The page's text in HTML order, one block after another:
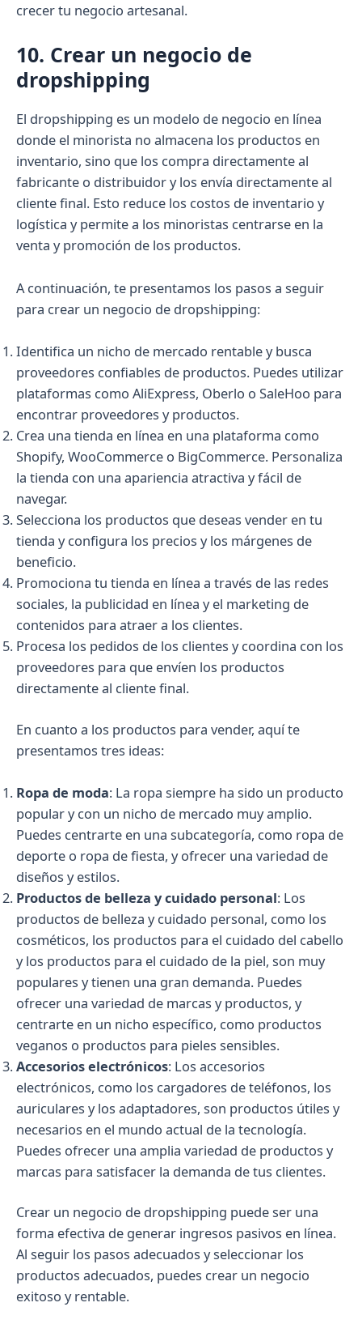
crecer tu negocio artesanal.
10. Crear un negocio de
dropshipping
El dropshipping es un modelo de negocio en línea
donde el minorista no almacena los productos en
inventario, sino que los compra directamente al
fabricante o distribuidor y los envía directamente al
cliente final. Esto reduce los costos de inventario y
logística y permite a los minoristas centrarse en la
venta y promoción de los productos.
A continuación, te presentamos los pasos a seguir
para crear un negocio de dropshipping:
Identifica un nicho de mercado rentable y busca
proveedores confiables de productos. Puedes utilizar
plataformas como AliExpress, Oberlo o SaleHoo para
encontrar proveedores y productos.
Crea una tienda en línea en una plataforma como
Shopify, WooCommerce o BigCommerce. Personaliza
la tienda con una apariencia atractiva y fácil de
navegar.
Selecciona los productos que deseas vender en tu
tienda y configura los precios y los márgenes de
beneficio.
Promociona tu tienda en línea a través de las redes
sociales, la publicidad en línea y el marketing de
contenidos para atraer a los clientes.
Procesa los pedidos de los clientes y coordina con los
proveedores para que envíen los productos
directamente al cliente final.
En cuanto a los productos para vender, aquí te
presentamos tres ideas:
Ropa de moda: La ropa siempre ha sido un producto
popular y con un nicho de mercado muy amplio.
Puedes centrarte en una subcategoría, como ropa de
deporte o ropa de fiesta, y ofrecer una variedad de
diseños y estilos.
Productos de belleza y cuidado personal: Los
productos de belleza y cuidado personal, como los
cosméticos, los productos para el cuidado del cabello
y los productos para el cuidado de la piel, son muy
populares y tienen una gran demanda. Puedes
ofrecer una variedad de marcas y productos, y
centrarte en un nicho específico, como productos
veganos o productos para pieles sensibles.
Accesorios electrónicos: Los accesorios
electrónicos, como los cargadores de teléfonos, los
auriculares y los adaptadores, son productos útiles y
necesarios en el mundo actual de la tecnología.
Puedes ofrecer una amplia variedad de productos y
marcas para satisfacer la demanda de tus clientes.
Crear un negocio de dropshipping puede ser una
forma efectiva de generar ingresos pasivos en línea.
Al seguir los pasos adecuados y seleccionar los
productos adecuados, puedes crear un negocio
exitoso y rentable.